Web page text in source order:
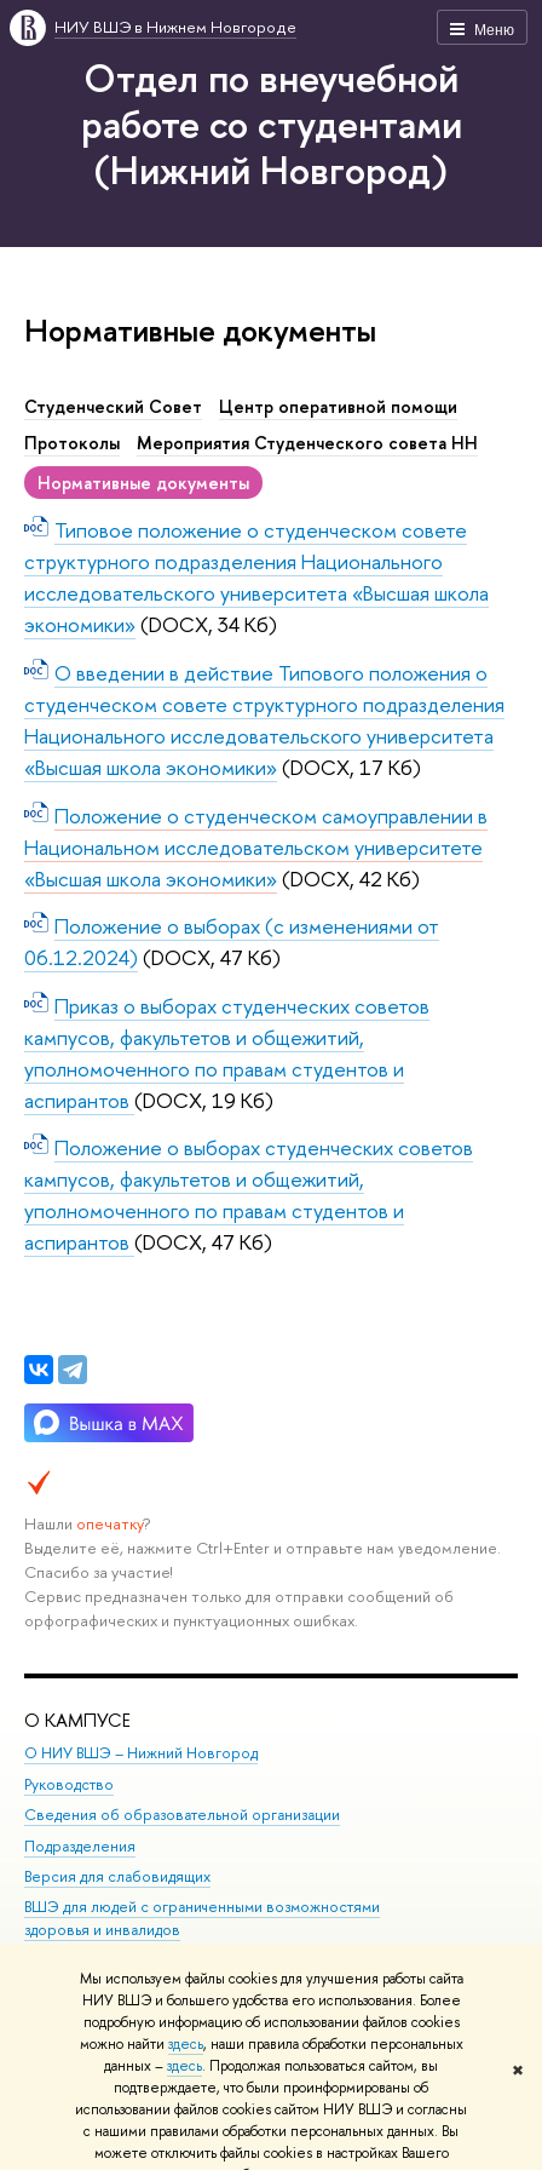
Мы используем файлы cookies для улучшения работы сайта
НИУ ВШЭ и большего удобства его использования. Более
подробную информацию об использовании файлов cookies
можно найти здесь, наши правила обработки персональных
данных –здесь. Продолжая пользоваться сайтом, вы
подтверждаете, что были проинформированы об
использовании файлов cookies сайтом НИУ ВШЭ и согласны
с нашими правилами обработки персональных данных. Вы
можете отключить файлы cookies в настройках Вашего
✖
Меню
НИУ ВШЭ в Нижнем Новгороде
Отдел по внеучебной
работе со студентами
(Нижний Новгород)
Нормативные документы
Студенческий Совет
Центр оперативной помощи
Протоколы
Мероприятия Студенческого совета НН
Нормативные документы
Типовое положение о студенческом совете
структурного подразделения Национального
исследовательского университета «Высшая школа
экономики»(DOCX, 34 Кб)
О введении в действие Типового положения о
студенческом совете структурного подразделения
Национального исследовательского университета
«Высшая школа экономики»(DOCX, 17 Кб)
Положение о студенческом самоуправлении в
Национальном исследовательском университете
«Высшая школа экономики»(DOCX, 42 Кб)
Положение о выборах (с изменениями от
06.12.2024) (DOCX, 47 Кб)
Приказ о выборах студенческих советов
кампусов, факультетов и общежитий,
уполномоченного по правам студентов и
аспирантов (DOCX, 19 Кб)
Положение о выборах студенческих советов
кампусов, факультетов и общежитий,
уполномоченного по правам студентов и
аспирантов (DOCX, 47 Кб)
Нашли опечатку?
Выделите её, нажмите Ctrl+Enter и отправьте нам уведомление.
Спасибо за участие!
Сервис предназначен только для отправки сообщений об
орфографических и пунктуационных ошибках.
О КАМПУСЕ
О НИУ ВШЭ – Нижний Новгород
Руководство
Сведения об образовательной организации
Подразделения
Версия для слабовидящих
ВШЭ для людей с ограниченными возможностями
здоровья и инвалидов
© НИУ ВШЭ 1993–2026 Адреса и контакты Условия использования
материалов Политика конфиденциальности Карта сайта
Шрифты HSE Sans и HSE Slab разработаны вШколе дизайна НИУ ВШЭ